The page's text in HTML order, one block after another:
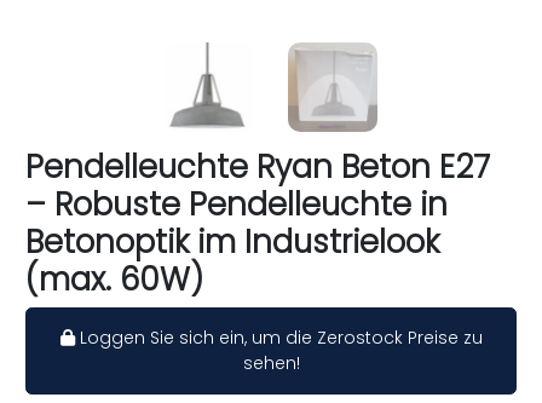
Pendelleuchte Ryan Beton E27
– Robuste Pendelleuchte in
Betonoptik im Industrielook
(max. 60W)
Loggen Sie sich ein, um die Zerostock Preise zu
sehen!